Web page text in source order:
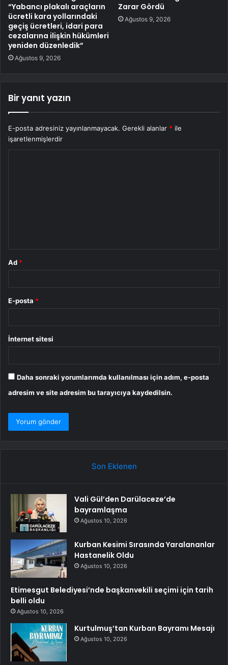
“Yabancı plakalı araçların
ücretli kara yollarındaki
geçiş ücretleri, idari para
cezalarına ilişkin hükümleri
yeniden düzenledik”
Ağustos 9, 2026
Zarar Gördü
Ağustos 9, 2026
Bir yanıt yazın
E-posta adresiniz yayınlanmayacak. Gerekli alanlar * ile
işaretlenmişlerdir
Ad *
E-posta *
İnternet sitesi
Daha sonraki yorumlarımda kullanılması için adım, e-posta
adresim ve site adresim bu tarayıcıya kaydedilsin.
Son Eklenen
Vali Gül’den Darülaceze’de
bayramlaşma
Ağustos 10, 2026
Kurban Kesimi Sırasında Yaralananlar
Hastanelik Oldu
Ağustos 10, 2026
Etimesgut Belediyesi’nde başkanvekili seçimi için tarih
belli oldu
Ağustos 10, 2026
Kurtulmuş’tan Kurban Bayramı Mesajı
Ağustos 10, 2026